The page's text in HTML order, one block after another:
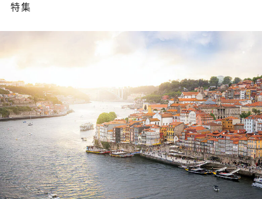
特集